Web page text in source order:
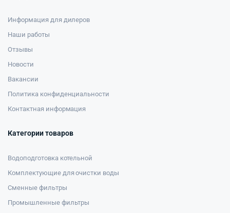
Информация для дилеров
Наши работы
Отзывы
Новости
Вакансии
Политика конфиденциальности
Контактная информация
Категории товаров
Водоподготовка котельной
Комплектующие для очистки воды
Сменные фильтры
Промышленные фильтры